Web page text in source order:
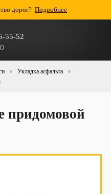
дорог? Подробнее
55-52
Укладка асфальта
придомовой